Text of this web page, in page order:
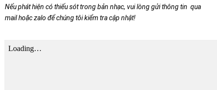
Nếu phát hiện có thiếu sót trong bản nhạc, vui lòng gửi thông tin qua
mail hoặc zalo để chúng tôi kiểm tra cập nhật!